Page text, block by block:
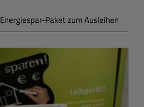
Energiespar-Paket zum Ausleihen